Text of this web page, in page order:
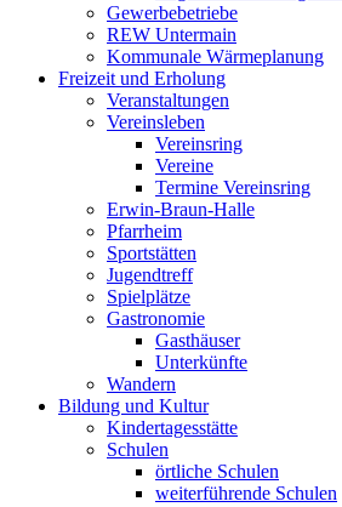
Gewerbebetriebe
REW Untermain
Kommunale Wärmeplanung
Freizeit und Erholung
Veranstaltungen
Vereinsleben
Vereinsring
Vereine
Termine Vereinsring
Erwin-Braun-Halle
Pfarrheim
Sportstätten
Jugendtreff
Spielplätze
Gastronomie
Gasthäuser
Unterkünfte
Wandern
Bildung und Kultur
Kindertagesstätte
Schulen
örtliche Schulen
weiterführende Schulen